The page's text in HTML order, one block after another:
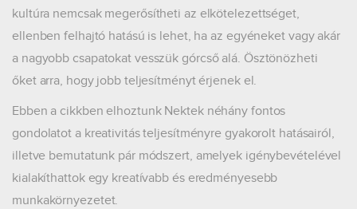
kultúra nemcsak megerősítheti az elkötelezettséget,
ellenben felhajtó hatású is lehet, ha az egyéneket vagy akár
a nagyobb csapatokat vesszük górcső alá. Ösztönözheti
őket arra, hogy jobb teljesítményt érjenek el.
Ebben a cikkben elhoztunk Nektek néhány fontos
gondolatot a kreativitás teljesítményre gyakorolt hatásairól,
illetve bemutatunk pár módszert, amelyek igénybevételével
kialakíthattok egy kreatívabb és eredményesebb
munkakörnyezetet.